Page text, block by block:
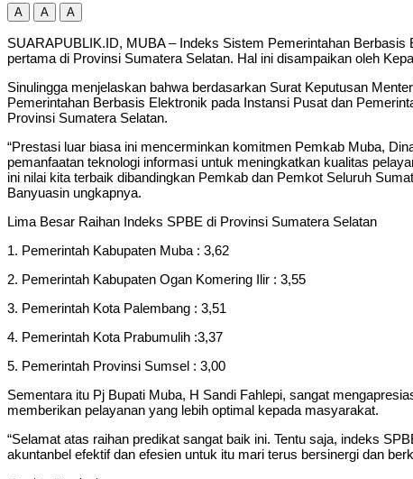
A A A
SUARAPUBLIK.ID, MUBA – Indeks Sistem Pemerintahan
pertama di Provinsi Sumatera Selatan. Hal ini disampaikan oleh
Sinulingga menjelaskan bahwa berdasarkan Surat Keputusan
Pemerintahan Berbasis Elektronik pada Instansi Pusat dan
Provinsi Sumatera Selatan.
“Prestasi luar biasa ini mencerminkan komitmen Pemkab Muba,
pemanfaatan teknologi informasi untuk meningkatkan kualitas
ini nilai kita terbaik dibandingkan Pemkab dan Pemkot Seluruh
Banyuasin ungkapnya.
Lima Besar Raihan Indeks SPBE di Provinsi Sumatera Selatan
1. Pemerintah Kabupaten Muba : 3,62
2. Pemerintah Kabupaten Ogan Komering Ilir : 3,55
3. Pemerintah Kota Palembang : 3,51
4. Pemerintah Kota Prabumulih :3,37
5. Pemerintah Provinsi Sumsel : 3,00
Sementara itu Pj Bupati Muba, H Sandi Fahlepi, sangat
memberikan pelayanan yang lebih optimal kepada masyarakat.
“Selamat atas raihan predikat sangat baik ini. Tentu saja, indeks
akuntanbel efektif dan efesien untuk itu mari terus bersinergi dan